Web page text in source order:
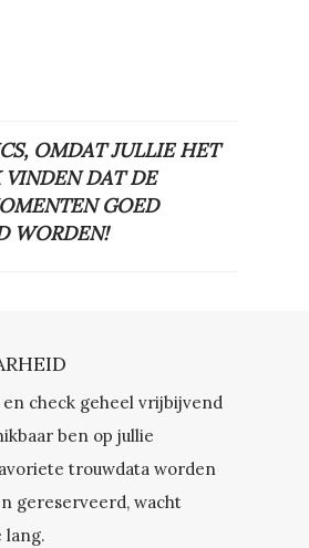
OMDAT JULLIE HET
VINDEN DAT DE
GOED
WORDEN!
check geheel vrijbijvend
ben op jullie
trouwdata worden
gereserveerd, wacht
lang.